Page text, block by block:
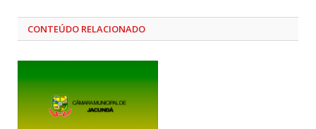
CONTEÚDO RELACIONADO